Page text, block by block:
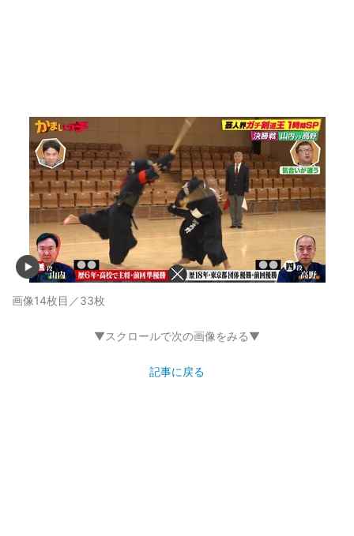
画像14枚目／33枚
▼スクロールで次の画像をみる▼
記事に戻る